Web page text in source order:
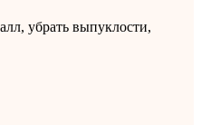
убрать выпуклости,